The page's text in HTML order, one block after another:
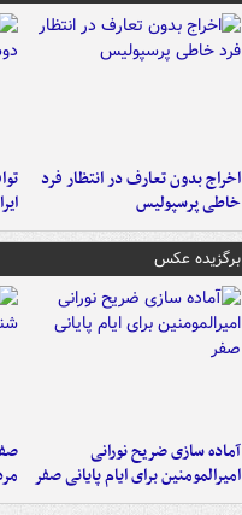
اخراج بدون تعارف در انتظار فرد
خاطی پرسپولیس
برگزیده عکس
آماده سازی ضریح نورانی
امیرالمومنین برای ایام پایانی صفر